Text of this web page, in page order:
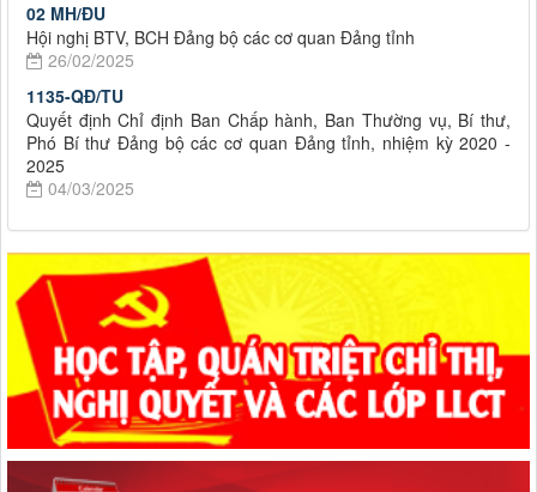
02 MH/ĐU
Hội nghị BTV, BCH Đảng bộ các cơ quan Đảng tỉnh
26/02/2025
1135-QĐ/TU
Quyết định Chỉ định Ban Chấp hành, Ban Thường vụ, Bí thư,
Phó Bí thư Đảng bộ các cơ quan Đảng tỉnh, nhiệm kỳ 2020 -
2025
04/03/2025